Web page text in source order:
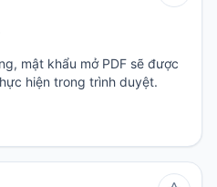
mật khẩu mở PDF sẽ được
hiện trong trình duyệt.